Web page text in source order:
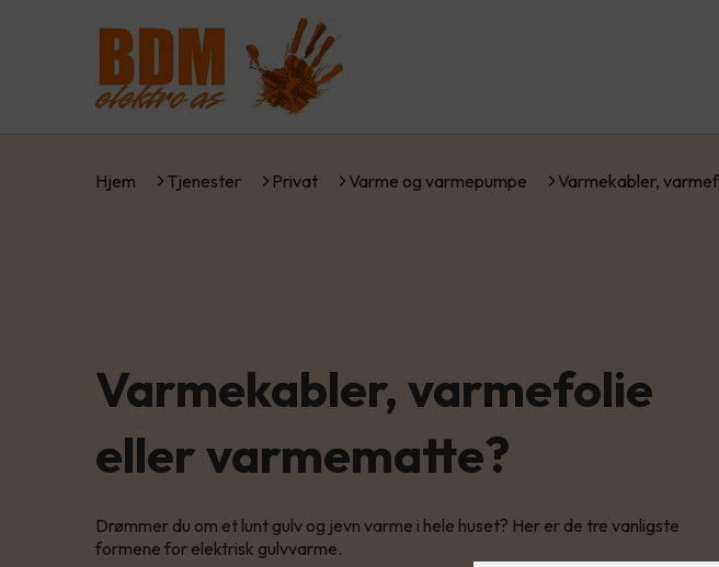
Hjem Tjenester Privat Varme og varmepumpe Varmekabler,
Varmekabler, varmefolie
eller varmematte?
Drømmer du om et lunt gulv og jevn varme i hele huset? Her er de tre vanligste
formene for elektrisk gulvvarme.